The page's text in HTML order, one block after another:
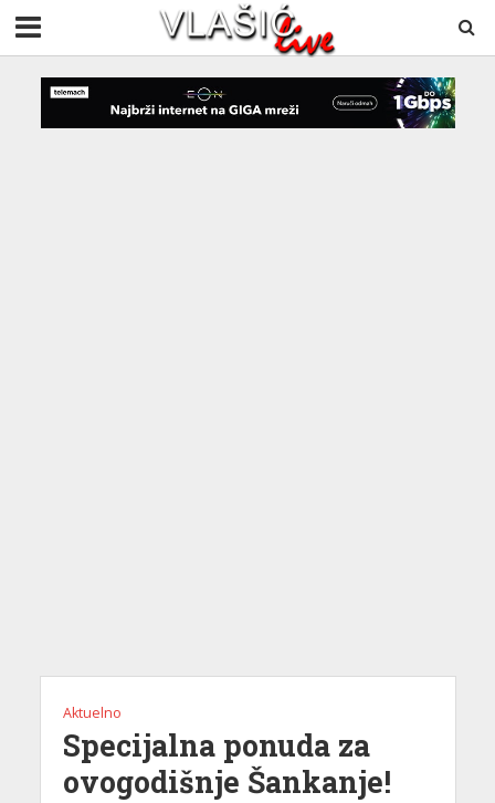
Aktuelno
Specijalna ponuda za
ovogodišnje Šankanje!